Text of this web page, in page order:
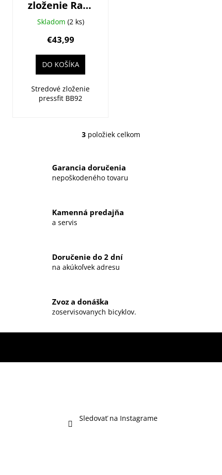
zloženie Race
Face BB92
Skladom (2 ks)
€43,99
DO KOŠÍKA
Stredové zloženie
pressfit BB92
O
á
d
i
v
k
p
s
3 položiek celkom
Garancia doručenia
nepoškodeného tovaru
Kamenná predajňa
a servis
Doručenie do 2 dní
na akúkoľvek adresu
Zvoz a donáška
zoservisovanych bicyklov.
Sledovať na Instagrame